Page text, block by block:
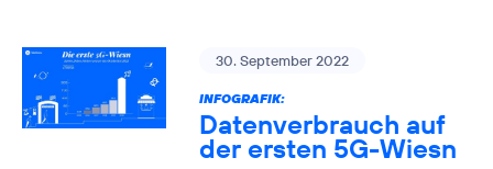
30. September 2022
INFOGRAFIK:
Datenverbrauch auf
der ersten 5G-Wiesn